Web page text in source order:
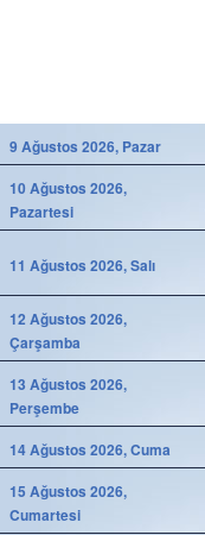
9 Ağustos 2026, Pazar
10 Ağustos 2026,
Pazartesi
11 Ağustos 2026, Salı
12 Ağustos 2026,
Çarşamba
13 Ağustos 2026,
Perşembe
14 Ağustos 2026, Cuma
15 Ağustos 2026,
Cumartesi